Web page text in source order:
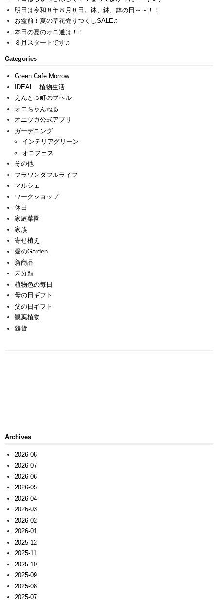
明日は令和８年８月８日。鉢、鉢、鉢の日～～！！
お盆前！夏の草花売りつくしSALE♫
本日の夏のオニ通は！！
８月スタートです♫
Categories
Green Cafe Morrow
IDEAL 植物生活
えんとつ町のプペル
オニちゃんねる
オニヅカ公式アプリ
ガーデニング
インテリアグリーン
オニフェス
その他
フラワンダフルライフ
マルシェ
ワークショップ
休日
家庭菜園
家族
寄せ植え
愛のGarden
新商品
未分類
植物色の毎日
母の日ギフト
父の日ギフト
観葉植物
雑貨
Archives
2026-08
2026-07
2026-06
2026-05
2026-04
2026-03
2026-02
2026-01
2025-12
2025-11
2025-10
2025-09
2025-08
2025-07